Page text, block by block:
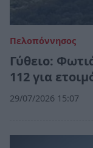
Πελοπόννησος
Γύθειο:
112 για
29/07/2026 15:07